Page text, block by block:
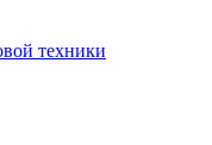
техники